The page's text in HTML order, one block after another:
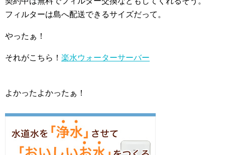
フィルターは島へ配送できるサイズだって。
やったぁ！
それがこちら！ 楽水ウォーターサーバー
よかったよかったぁ！